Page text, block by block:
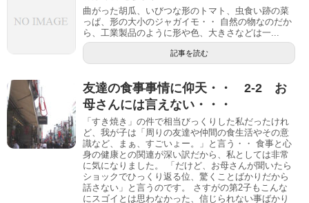
曲がった胡瓜、いびつな形のトマト、虫食い跡の菜
っぱ、形の大小のジャガイモ・・ 自然の物なのだか
ら、工業製品のように形や色、大きさなどは一...
記事を読む
友達の食事事情に仰天・・ 2-2 お
母さんには言えない・・・
「すき焼き」の件で相当びっくりした私だったけれ
ど、我が子は「周りの友達や仲間の食生活やその意
識など、まぁ、すごいょー。」と言う・・ 食事と心
身の健康との関連が深い訳だから、私としては非常
に気になりました。 「だけど、お母さんが聞いたら
ショックでひっくり返る位、驚くことばかりだから
話さない」と言うのです。 さすがの第2子もこんな
にスゴイとは思わなかった、信じられない事ばかり